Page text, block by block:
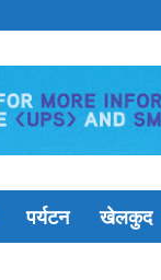
पर्यटन खेलकुद